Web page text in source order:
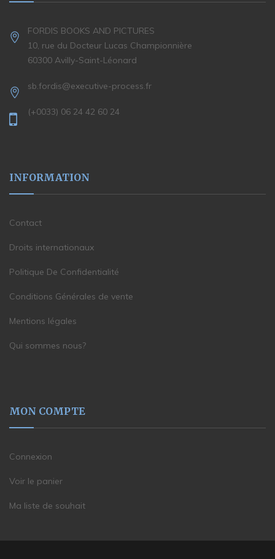
FORDIS BOOKS AND PICTURES
10, rue du Docteur Lucas Championnière
60300 Avilly-Saint-Léonard
sb.fordis@executive-process.fr
(+0033) 06 24 42 60 24
INFORMATION
Contact
Droits internationaux
Politique De Confidentialité
Conditions Générales de vente
Mentions légales
Qui sommes nous?
MON COMPTE
Connexion
Voir le panier
Ma liste de souhait